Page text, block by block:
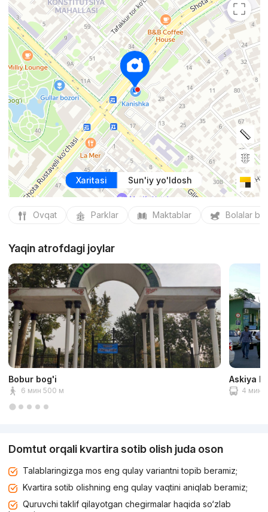
Xaritasi Sun'iy yo'ldosh
Ovqat Parklar Maktablar Bolalar
Yaqin atrofdagi joylar
Bobur bog'i
6 мин 500 м
Askiya
4 мин
Domtut orqali kvartira sotib olish juda oson
Talablaringizga mos eng qulay variantni topib beramiz;
Kvartira sotib olishning eng qulay vaqtini aniqlab beramiz;
Quruvchi taklif qilayotgan chegirmalar haqida so‘zlab